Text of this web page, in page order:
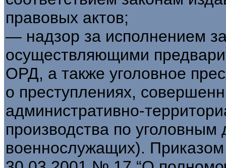
правовых актов;
— надзор за исполнением
осуществляющими
ОРД, а также уголовное
о преступлениях,
административно-
производства по
военнослужащих).